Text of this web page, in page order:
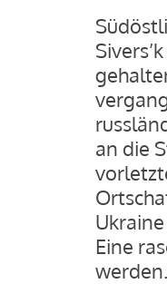
an die
Eine
werden.